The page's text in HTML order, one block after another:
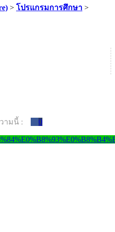
> โปรแกรมการศึกษา >
ามนี้ : 0